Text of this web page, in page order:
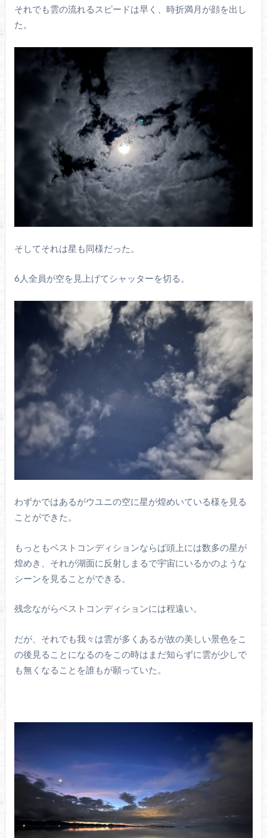
それでも雲の流れるスピードは早く、時折満月が顔を出し
た。
そしてそれは星も同様だった。
6人全員が空を見上げてシャッターを切る。
わずかではあるがウユニの空に星が煌めいている様を見る
ことができた。
もっともベストコンディションならば頭上には数多の星が
煌めき、それが湖面に反射しまるで宇宙にいるかのような
シーンを見ることができる。
残念ながらベストコンディションには程遠い。
だが、それでも我々は雲が多くあるが故の美しい景色をこ
の後見ることになるのをこの時はまだ知らずに雲が少しで
も無くなることを誰もが願っていた。